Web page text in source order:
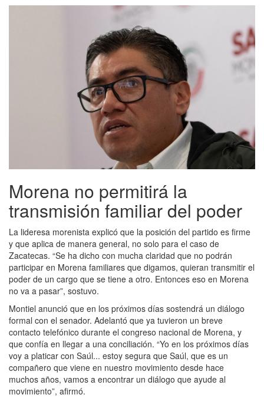
Morena no permitirá la
transmisión familiar del poder
La lideresa morenista explicó que la posición del partido es firme
y que aplica de manera general, no solo para el caso de
Zacatecas. “Se ha dicho con mucha claridad que no podrán
participar en Morena familiares que digamos, quieran transmitir el
poder de un cargo que se tiene a otro. Entonces eso en Morena
no va a pasar”, sostuvo.
Montiel anunció que en los próximos días sostendrá un diálogo
formal con el senador. Adelantó que ya tuvieron un breve
contacto telefónico durante el congreso nacional de Morena, y
que confía en llegar a una conciliación. “Yo en los próximos días
voy a platicar con Saúl... estoy segura que Saúl, que es un
compañero que viene en nuestro movimiento desde hace
muchos años, vamos a encontrar un diálogo que ayude al
movimiento”, afirmó.